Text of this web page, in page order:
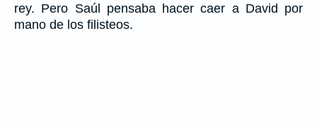
rey. Pero Saúl pensaba hacer caer a David por
mano de los filisteos.